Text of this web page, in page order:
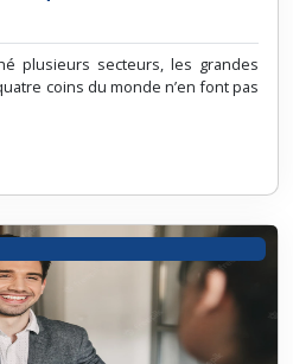
plusieurs secteurs, les grandes
coins du monde n’en font pas